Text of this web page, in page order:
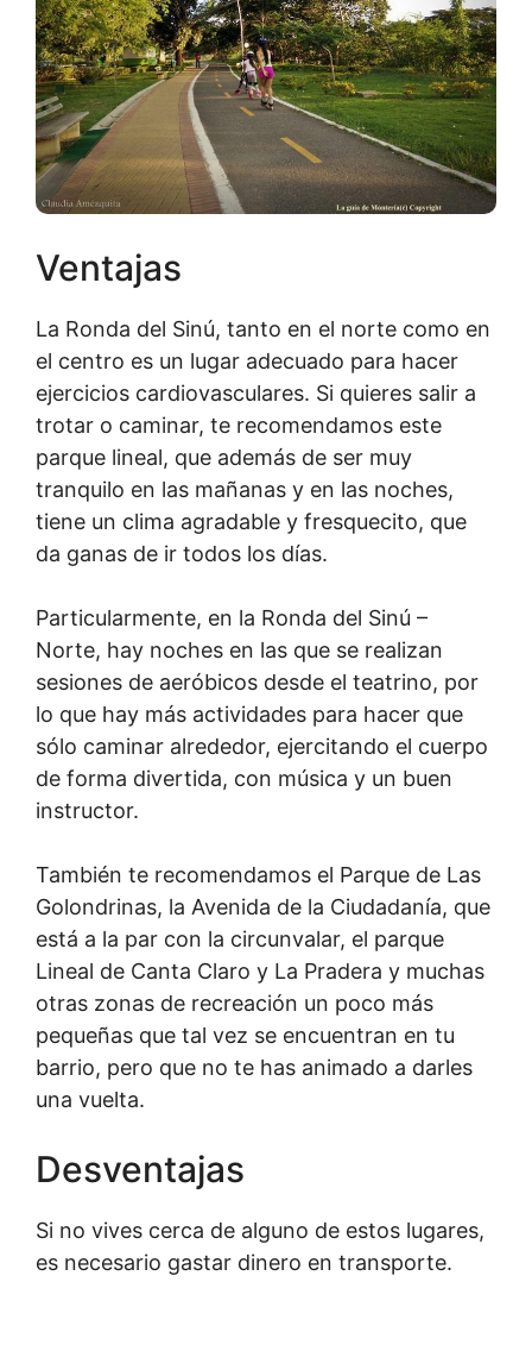
Ventajas
La Ronda del Sinú, tanto en el norte como en
el centro es un lugar adecuado para hacer
ejercicios cardiovasculares. Si quieres salir a
trotar o caminar, te recomendamos este
parque lineal, que además de ser muy
tranquilo en las mañanas y en las noches,
tiene un clima agradable y fresquecito, que
da ganas de ir todos los días.
Particularmente, en la Ronda del Sinú –
Norte, hay noches en las que se realizan
sesiones de aeróbicos desde el teatrino, por
lo que hay más actividades para hacer que
sólo caminar alrededor, ejercitando el cuerpo
de forma divertida, con música y un buen
instructor.
También te recomendamos el Parque de Las
Golondrinas, la Avenida de la Ciudadanía, que
está a la par con la circunvalar, el parque
Lineal de Canta Claro y La Pradera y muchas
otras zonas de recreación un poco más
pequeñas que tal vez se encuentran en tu
barrio, pero que no te has animado a darles
una vuelta.
Desventajas
Si no vives cerca de alguno de estos lugares,
es necesario gastar dinero en transporte.